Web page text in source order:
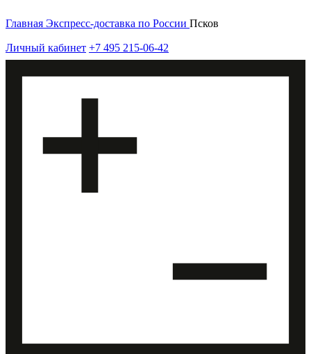
Главная Экспресс-доставка по России Псков
Личный кабинет +7 495 215-06-42